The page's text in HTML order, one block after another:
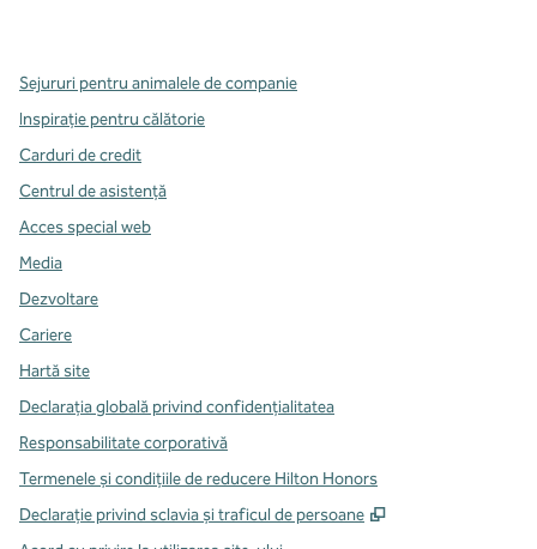
Sejururi pentru animalele de companie
Inspirație pentru călătorie
Carduri de credit
Centrul de asistență
Acces special web
Media
Dezvoltare
Cariere
Hartă site
Declarația globală privind confidenţialitatea
Responsabilitate corporativă
Termenele și condițiile de reducere Hilton Honors
Declarație privind sclavia și traficul de persoane
,